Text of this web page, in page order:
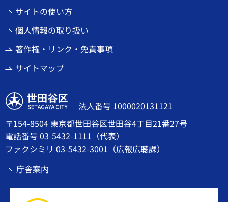
サイトの使い方
個人情報の取り扱い
著作権・リンク・免責事項
サイトマップ
世田谷区
法人番号 1000020131121
〒154-8504 東京都世田谷区世田谷4丁目21番27号
電話番号03-5432-1111 （代表）
ファクシミリ 03-5432-3001（広報広聴課）
庁舎案内